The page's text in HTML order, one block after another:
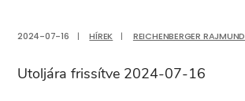
2024-07-16 | HÍREK | REICHENBERGER RAJMUND
Utoljára frissítve 2024-07-16